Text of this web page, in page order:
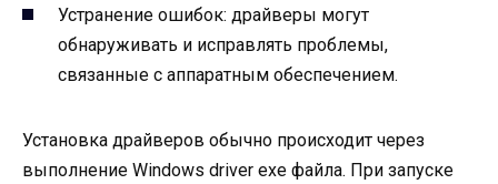
Устранение ошибок: драйверы могут
обнаруживать и исправлять проблемы,
связанные с аппаратным обеспечением.
Установка драйверов обычно происходит через
выполнение Windows driver exe файла. При запуске